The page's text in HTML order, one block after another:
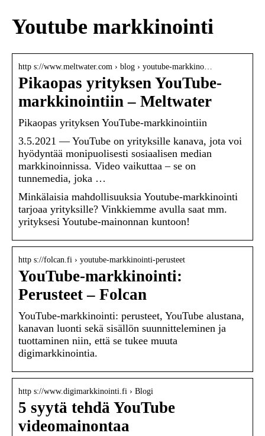
Youtube markkinointi
http s://www.meltwater.com › blog › youtube-markkino…
Pikaopas yrityksen YouTube-
markkinointiin – Meltwater
Pikaopas yrityksen YouTube-markkinointiin
3.5.2021 — YouTube on yrityksille kanava, jota voi
hyödyntää monipuolisesti sosiaalisen median
markkinoinnissa. Video vaikuttaa – se on
tunnemedia, joka …
Minkälaisia mahdollisuuksia Youtube-markkinointi
tarjoaa yrityksille? Vinkkiemme avulla saat mm.
yrityksesi Youtube-mainonnan kuntoon!
http s://folcan.fi › youtube-markkinointi-perusteet
YouTube-markkinointi:
Perusteet – Folcan
YouTube-markkinointi: perusteet, YouTube alustana,
kanavan luonti sekä sisällön suunnitteleminen ja
tuottaminen niin, että se tukee muuta
digimarkkinointia.
http s://www.digimarkkinointi.fi › Blogi
5 syytä tehdä YouTube
videomainontaa